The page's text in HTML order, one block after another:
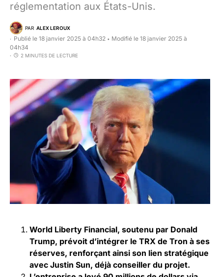
réglementation aux États-Unis.
PAR ALEX LEROUX
Publié le 18 janvier 2025 à 04h32 • Modifié le 18 janvier 2025 à
04h34
2 MINUTES DE LECTURE
World Liberty Financial, soutenu par Donald
Trump, prévoit d’intégrer le TRX de Tron à ses
réserves, renforçant ainsi son lien stratégique
avec Justin Sun, déjà conseiller du projet.